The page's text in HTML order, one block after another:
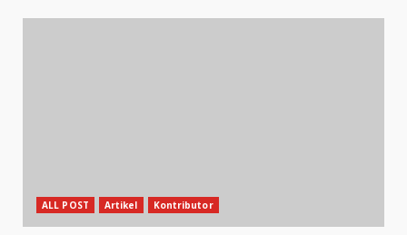
ALL POST Artikel Kontributor